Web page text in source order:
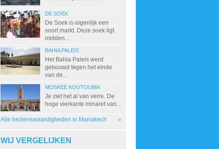
DE SOEK
De Soek is eigenlijk een
soort markt. Deze soek ligt
midden...
BAHIA PALEIS
Het Bahia Paleis werd
gebouwd tegen het einde
van de...
MOSKEE KOUTOUBIA
Je ziet het al van verre. De
hoge vierkante minaret van...
Alle bezienswaardigheden in Marrakech »
WIJ VERGELIJKEN